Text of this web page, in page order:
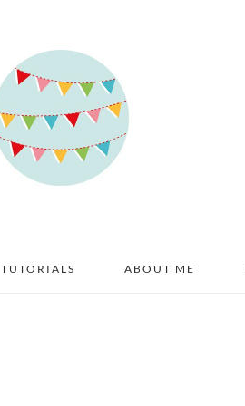
TUTORIALS ABOUT ME